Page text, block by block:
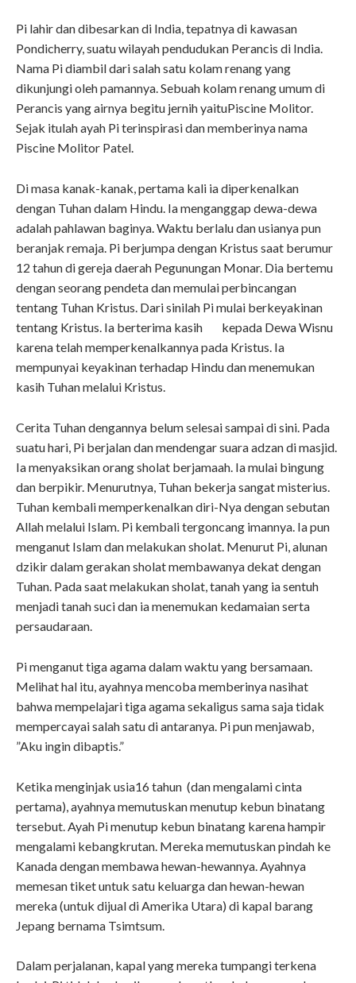
Pi lahir dan dibesarkan di India, tepatnya di kawasan
Pondicherry, suatu wilayah pendudukan Perancis di India.
Nama Pi diambil dari salah satu kolam renang yang
dikunjungi oleh pamannya. Sebuah kolam renang umum di
Perancis yang airnya begitu jernih yaituPiscine Molitor.
Sejak itulah ayah Pi terinspirasi dan memberinya nama
Piscine Molitor Patel.
Di masa kanak-kanak, pertama kali ia diperkenalkan
dengan Tuhan dalam Hindu. Ia menganggap dewa-dewa
adalah pahlawan baginya. Waktu berlalu dan usianya pun
beranjak remaja. Pi berjumpa dengan Kristus saat berumur
12 tahun di gereja daerah Pegunungan Monar. Dia bertemu
dengan seorang pendeta dan memulai perbincangan
tentang Tuhan Kristus. Dari sinilah Pi mulai berkeyakinan
tentang Kristus. Ia berterima kasih kepada Dewa Wisnu
karena telah memperkenalkannya pada Kristus. Ia
mempunyai keyakinan terhadap Hindu dan menemukan
kasih Tuhan melalui Kristus.
Cerita Tuhan dengannya belum selesai sampai di sini. Pada
suatu hari, Pi berjalan dan mendengar suara adzan di masjid.
Ia menyaksikan orang sholat berjamaah. Ia mulai bingung
dan berpikir. Menurutnya, Tuhan bekerja sangat misterius.
Tuhan kembali memperkenalkan diri-Nya dengan sebutan
Allah melalui Islam. Pi kembali tergoncang imannya. Ia pun
menganut Islam dan melakukan sholat. Menurut Pi, alunan
dzikir dalam gerakan sholat membawanya dekat dengan
Tuhan. Pada saat melakukan sholat, tanah yang ia sentuh
menjadi tanah suci dan ia menemukan kedamaian serta
persaudaraan.
Pi menganut tiga agama dalam waktu yang bersamaan.
Melihat hal itu, ayahnya mencoba memberinya nasihat
bahwa mempelajari tiga agama sekaligus sama saja tidak
mempercayai salah satu di antaranya. Pi pun menjawab,
”Aku ingin dibaptis.”
Ketika menginjak usia16 tahun (dan mengalami cinta
pertama), ayahnya memutuskan menutup kebun binatang
tersebut. Ayah Pi menutup kebun binatang karena hampir
mengalami kebangkrutan. Mereka memutuskan pindah ke
Kanada dengan membawa hewan-hewannya. Ayahnya
memesan tiket untuk satu keluarga dan hewan-hewan
mereka (untuk dijual di Amerika Utara) di kapal barang
Jepang bernama Tsimtsum.
Dalam perjalanan, kapal yang mereka tumpangi terkena